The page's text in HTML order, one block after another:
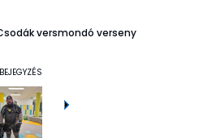
versmondó verseny